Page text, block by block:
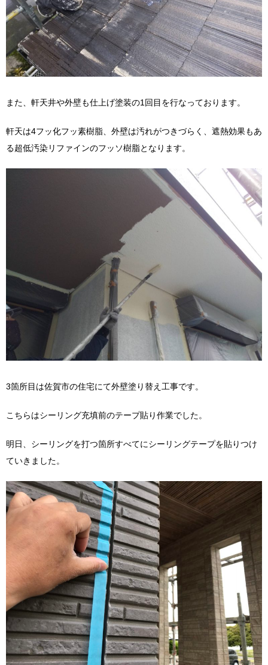
また、軒天井や外壁も仕上げ塗装の1回目を行なっております。
軒天は4フッ化フッ素樹脂、外壁は汚れがつきづらく、遮熱効果もあ
る超低汚染リファインのフッソ樹脂となります。
3箇所目は佐賀市の住宅にて外壁塗り替え工事です。
こちらはシーリング充填前のテープ貼り作業でした。
明日、シーリングを打つ箇所すべてにシーリングテープを貼りつけ
ていきました。